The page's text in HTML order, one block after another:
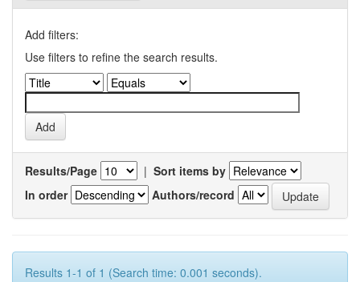
Add filters:
Use filters to refine the search results.
Results/Page | Sort items by
In order
Authors/record
Results 1-1 of 1 (Search time: 0.001 seconds).